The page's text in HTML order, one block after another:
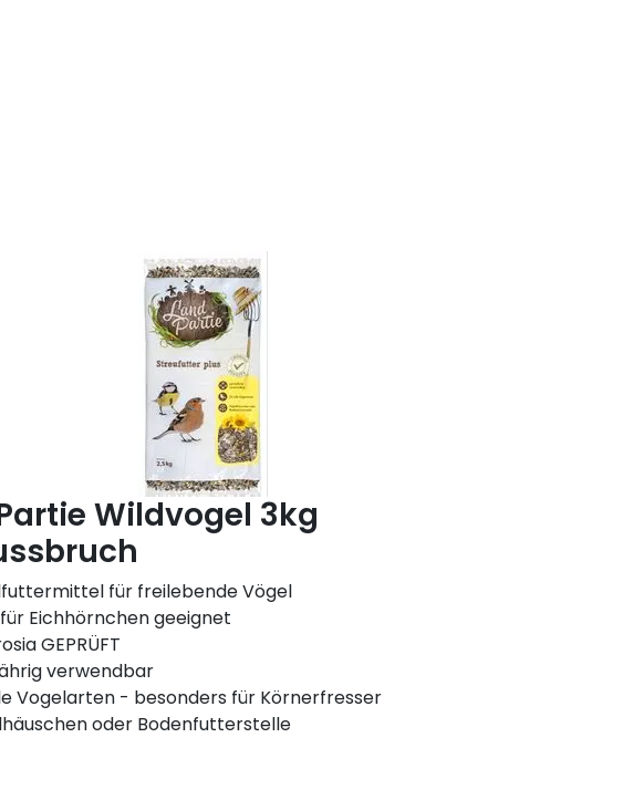
Wildvogel 3kg
für freilebende Vögel
Eichhörnchen geeignet
GEPRÜFT
verwendbar
Vogelarten - besonders für Körnerfresser
oder Bodenfutterstelle